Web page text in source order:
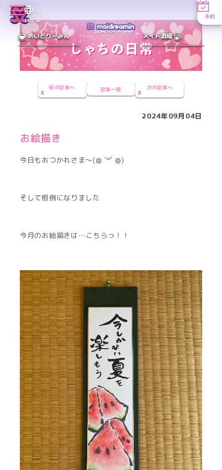
MENUEN／JP
予約
めいどりーみん メイド酒場
前の記事へ 記事一覧 次の記事へ
2024年09月04日
お絵描き
今日もおつかれさま〜(◍ ´꒳` ◍)
そして恒例になりました
今月のお絵描きは…こちらっ！！